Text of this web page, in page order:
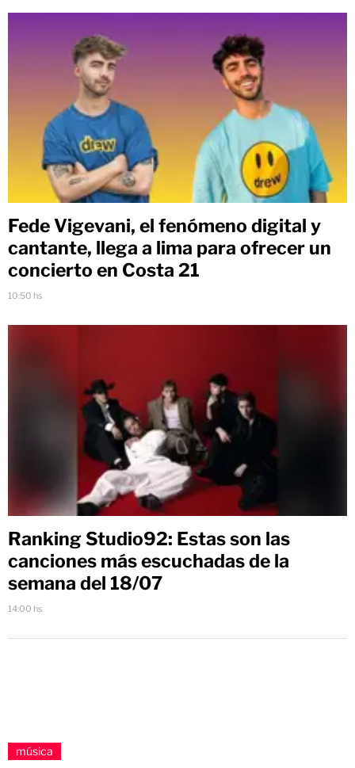
Fede Vigevani, el fenómeno digital y
cantante, llega a lima para ofrecer un
concierto en Costa 21
10:50 hs
Ranking Studio92: Estas son las
canciones más escuchadas de la
semana del 18/07
14:00 hs
música